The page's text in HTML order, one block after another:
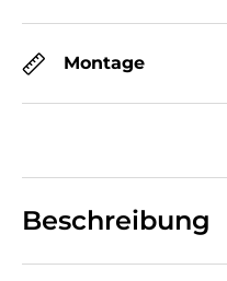
Montage
Beschreibung